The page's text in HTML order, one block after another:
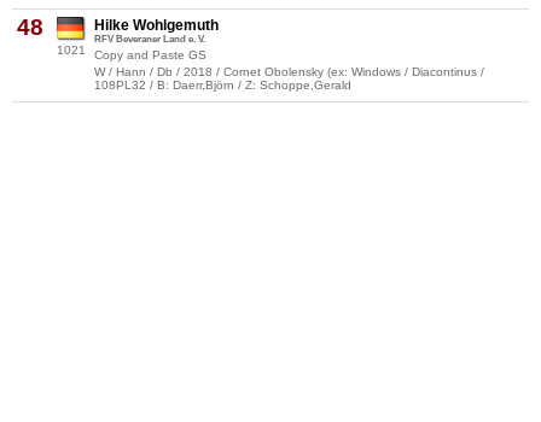
48
1021
Hilke Wohlgemuth
RFV Beveraner Land e. V.
Copy and Paste GS
W / Hann / Db / 2018 / Cornet Obolensky (ex: Windows / Diacontinus /
108PL32 / B: Daerr,Björn / Z: Schoppe,Gerald